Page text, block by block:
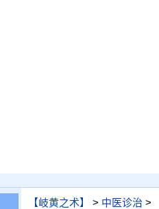
【岐黄之术】 > 中医诊治 >